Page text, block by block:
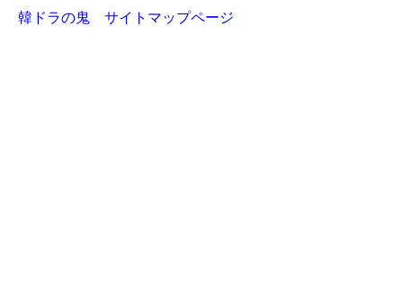
韓ドラの鬼 サイトマップページ